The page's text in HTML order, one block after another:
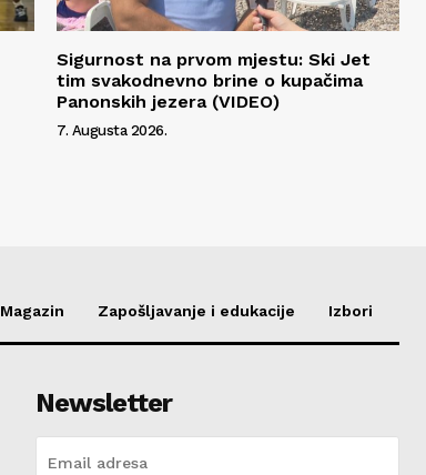
Sigurnost na prvom mjestu: Ski Jet
tim svakodnevno brine o kupačima
Panonskih jezera (VIDEO)
7. Augusta 2026.
Magazin Zapošljavanje i edukacije Izbori
Newsletter